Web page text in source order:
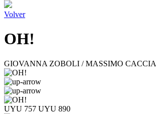
Volver
OH!
GIOVANNA ZOBOLI / MASSIMO CACCIA
UYU 757 UYU 890